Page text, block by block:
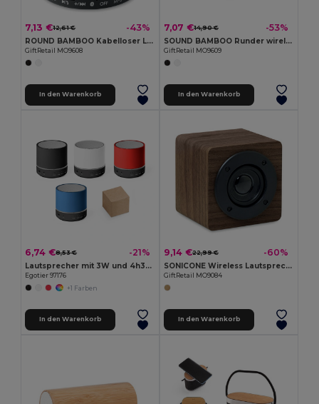
7,13 €12,61 € -43%
ROUND BAMBOO Kabelloser Lautsprecher Bambus
GiftRetail MO9608
In den Warenkorb
7,07 €14,90 € -53%
SOUND BAMBOO Runder wireless Lautsprecher
GiftRetail MO9609
In den Warenkorb
6,74 €8,53 € -21%
Lautsprecher mit 3W und 4h30m Akkulaufzeit aus Recyceltes ABS (100% rABS)
Egotier 97176
+1 Farben
In den Warenkorb
9,14 €22,99 € -60%
SONICONE Wireless Lautsprecher
GiftRetail MO9084
In den Warenkorb